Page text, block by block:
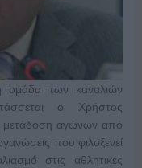
ομάδα των καναλιών
ο Χρήστος
μετάδοση αγώνων από
που φιλοξενεί
στις αθλητικές